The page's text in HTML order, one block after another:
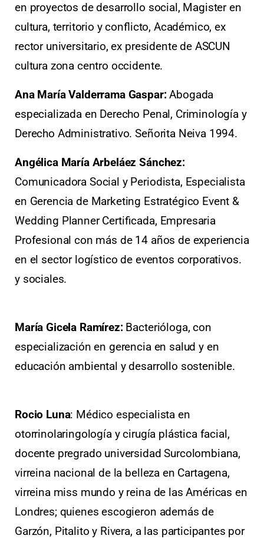
en proyectos de desarrollo social, Magister en
cultura, territorio y conflicto, Académico, ex
rector universitario, ex presidente de ASCUN
cultura zona centro occidente.
Ana María Valderrama Gaspar:Abogada
especializada en Derecho Penal, Criminología y
Derecho Administrativo. Señorita Neiva 1994.
Angélica María Arbeláez Sánchez:
Comunicadora Social y Periodista, Especialista
en Gerencia de Marketing Estratégico Event &
Wedding Planner Certificada, Empresaria
Profesional con más de 14 años de experiencia
en el sector logístico de eventos corporativos.
y sociales.
María Gicela Ramírez: Bacterióloga, con
especialización en gerencia en salud y en
educación ambiental y desarrollo sostenible.
Rocio Luna: Médico especialista en
otorrinolaringología y cirugía plástica facial,
docente pregrado universidad Surcolombiana,
virreina nacional de la belleza en Cartagena,
virreina miss mundo y reina de las Américas en
Londres; quienes escogieron además de
Garzón, Pitalito y Rivera, a las participantes por